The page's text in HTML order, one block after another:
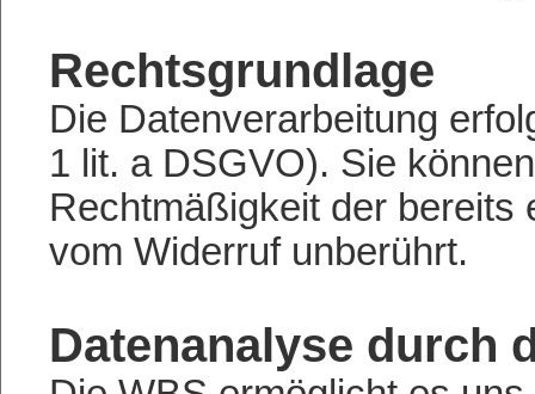
Rechtsgrundlage
Die Datenverarbeitung
1 lit. a DSGVO). Sie
Rechtmäßigkeit der bereits
vom Widerruf unberührt.
Datenanalyse durch